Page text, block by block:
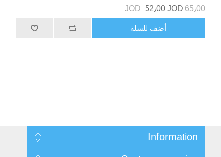
65٫00 JOD 52٫00 JOD
أضف للسلة
Information
Sitemap